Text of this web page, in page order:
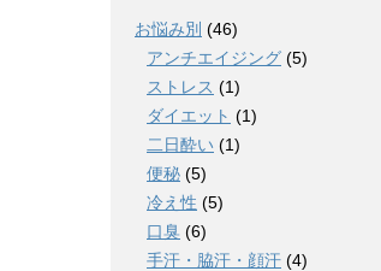
お悩み別 (46)
アンチエイジング (5)
ストレス (1)
ダイエット (1)
二日酔い (1)
便秘 (5)
冷え性 (5)
口臭 (6)
手汗・脇汗・顔汗 (4)